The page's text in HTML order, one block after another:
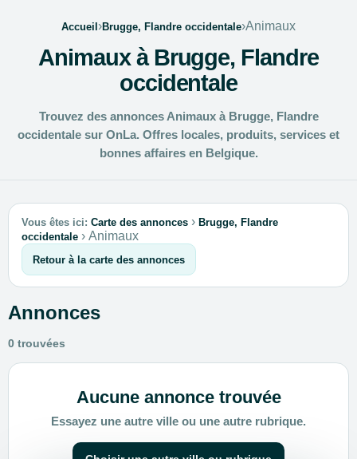
Accueil›Brugge, Flandre occidentale›Animaux
Animaux à Brugge, Flandre
occidentale
Trouvez des annonces Animaux à Brugge, Flandre
occidentale sur OnLa. Offres locales, produits, services et
bonnes affaires en Belgique.
Vous êtes ici: Carte des annonces › Brugge, Flandre
occidentale › Animaux
Retour à la carte des annonces
Annonces
0 trouvées
Aucune annonce trouvée
Essayez une autre ville ou une autre rubrique.